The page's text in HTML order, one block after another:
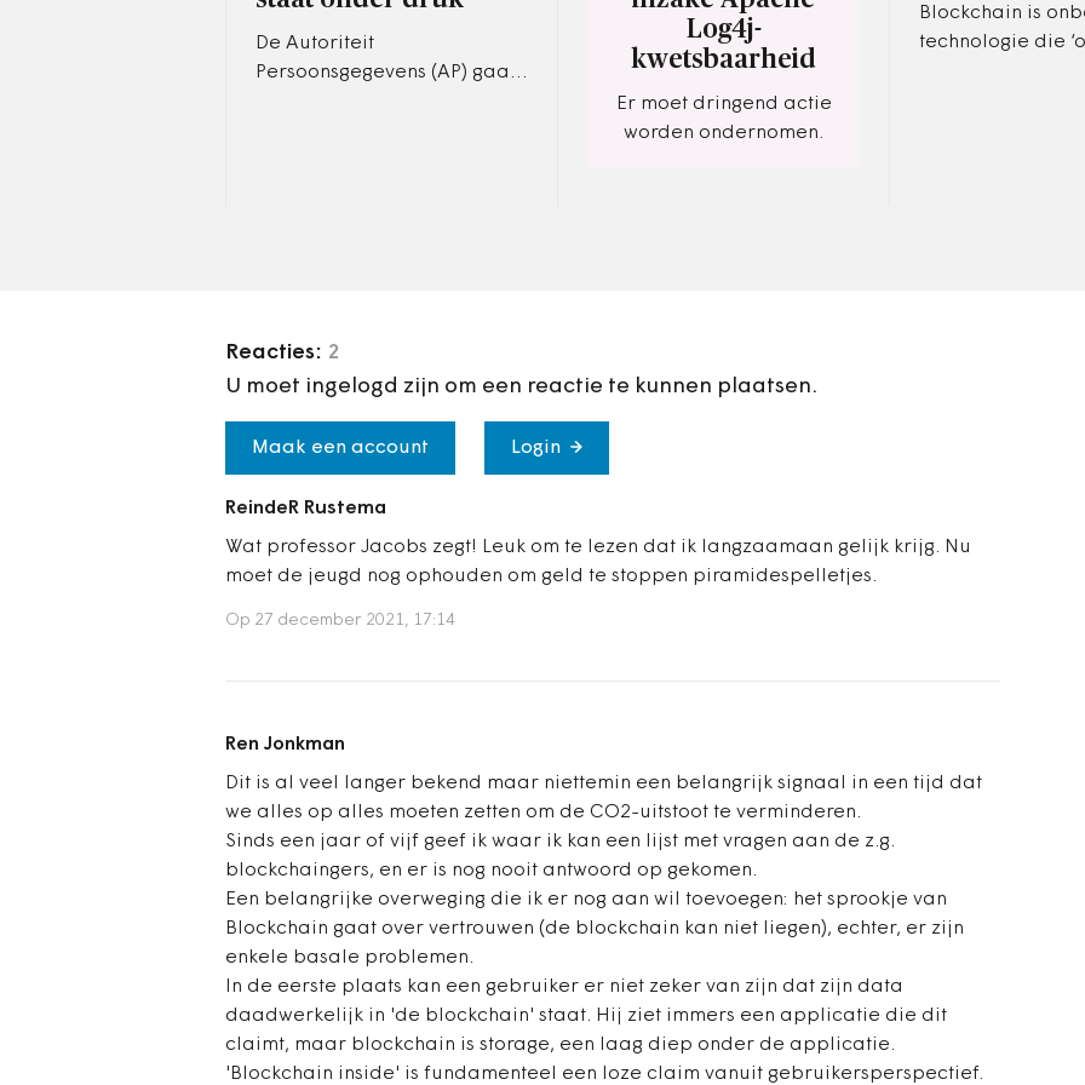
De Autoriteit
Persoonsgegevens (AP) gaat
Log4j-
kwetsbaarheid
Er moet dringend actie
worden ondernomen.
Blockchain is
technologie die
Reacties: 2
U moet ingelogd zijn om een reactie te kunnen plaatsen.
Maak een account Login
ReindeR Rustema
Wat professor Jacobs zegt! Leuk om te lezen dat ik langzaamaan gelijk krijg. Nu
moet de jeugd nog ophouden om geld te stoppen piramidespelletjes.
Op 27 december 2021, 17:14
Ren Jonkman
Dit is al veel langer bekend maar niettemin een belangrijk signaal in een tijd dat
we alles op alles moeten zetten om de CO2-uitstoot te verminderen.
Sinds een jaar of vijf geef ik waar ik kan een lijst met vragen aan de z.g.
blockchaingers, en er is nog nooit antwoord op gekomen.
Een belangrijke overweging die ik er nog aan wil toevoegen: het sprookje van
Blockchain gaat over vertrouwen (de blockchain kan niet liegen), echter, er zijn
enkele basale problemen.
In de eerste plaats kan een gebruiker er niet zeker van zijn dat zijn data
daadwerkelijk in 'de blockchain' staat. Hij ziet immers een applicatie die dit
claimt, maar blockchain is storage, een laag diep onder de applicatie.
'Blockchain inside' is fundamenteel een loze claim vanuit gebruikersperspectief.